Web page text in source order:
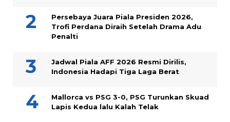
Persebaya Juara Piala Presiden 2026,
Trofi Perdana Diraih Setelah Drama Adu
Penalti
Jadwal Piala AFF 2026 Resmi Dirilis,
Indonesia Hadapi Tiga Laga Berat
Mallorca vs PSG 3-0, PSG Turunkan Skuad
Lapis Kedua lalu Kalah Telak